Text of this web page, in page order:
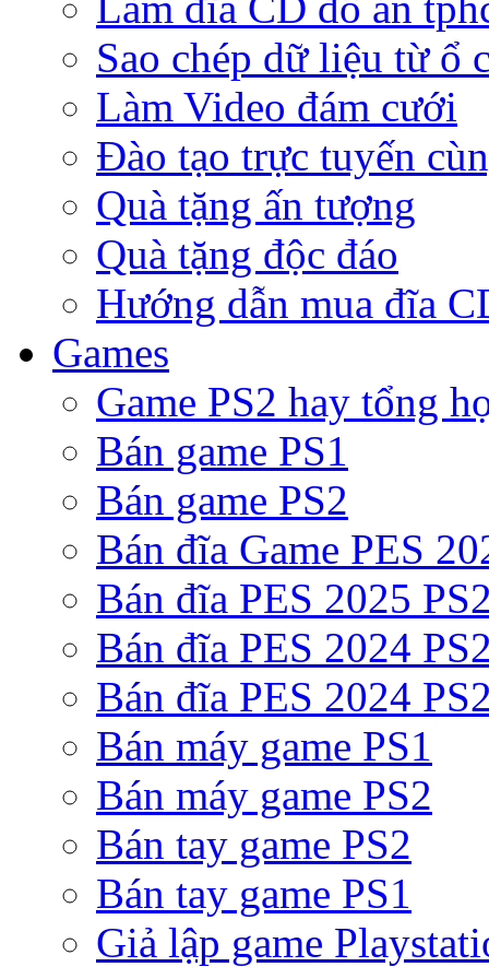
Sao chép dữ liệu từ ổ
Làm Video đám cưới
Đào tạo trực tuyến
Quà tặng ấn tượng
Quà tặng độc đáo
Hướng dẫn mua đĩa
Games
Game PS2 hay tổng
Bán game PS1
Bán game PS2
Bán đĩa Game PES
Bán đĩa PES 2025
Bán đĩa PES 2024
Bán đĩa PES 2024
Bán máy game PS1
Bán máy game PS2
Bán tay game PS2
Bán tay game PS1
Giả lập game